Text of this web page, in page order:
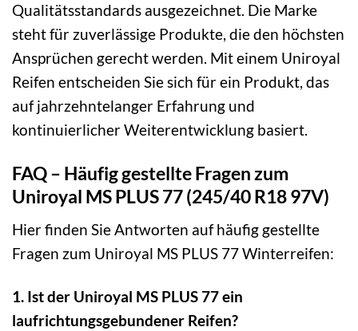
Qualitätsstandards ausgezeichnet. Die Marke
steht für zuverlässige Produkte, die den höchsten
Ansprüchen gerecht werden. Mit einem Uniroyal
Reifen entscheiden Sie sich für ein Produkt, das
auf jahrzehntelanger Erfahrung und
kontinuierlicher Weiterentwicklung basiert.
FAQ – Häufig gestellte Fragen zum
Uniroyal MS PLUS 77 (245/40 R18 97V)
Hier finden Sie Antworten auf häufig gestellte
Fragen zum Uniroyal MS PLUS 77 Winterreifen:
1. Ist der Uniroyal MS PLUS 77 ein
laufrichtungsgebundener Reifen?